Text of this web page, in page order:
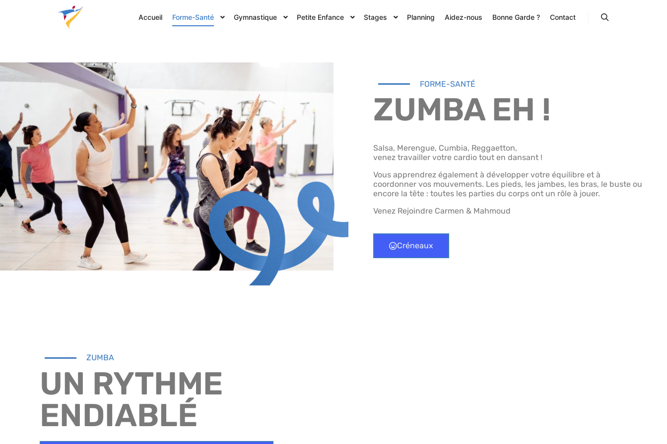
Accueil Forme-Santé Gymnastique Petite Enfance Stages Planning Aidez-nous Bonne Garde ? Contact
FORME-SANTÉ
ZUMBA EH !
Salsa, Merengue, Cumbia, Reggaetton,
venez travailler votre cardio tout en dansant !
Vous apprendrez également à développer votre équilibre et à
coordonner vos mouvements. Les pieds, les jambes, les bras, le buste ou
encore la tête : toutes les parties du corps ont un rôle à jouer.
Venez Rejoindre Carmen & Mahmoud
Créneaux
ZUMBA
UN RYTHME
ENDIABLÉ